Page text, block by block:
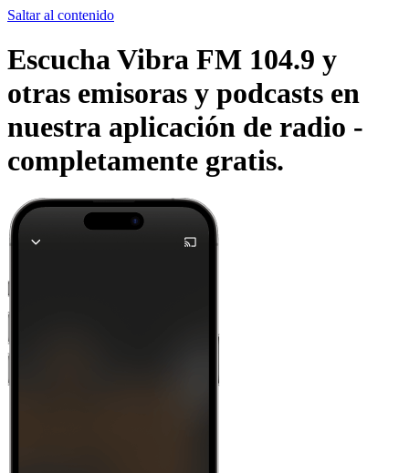
Saltar al contenido
Escucha Vibra FM 104.9 y
otras emisoras y podcasts en
nuestra aplicación de radio -
completamente gratis.